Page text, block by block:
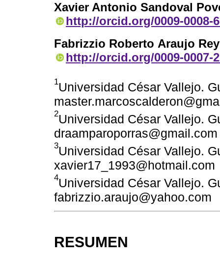
Xavier Antonio Sandoval
http://orcid.org/0009-0008-
Fabrizzio Roberto Araujo
http://orcid.org/0009-0007-
1Universidad César Vallejo.
2Universidad César Vallejo.
draamparoporras@gmail.com
3Universidad César Vallejo.
xavier17_1993@hotmail.com
4Universidad César Vallejo.
fabrizzio.araujo@yahoo.com
RESUMEN